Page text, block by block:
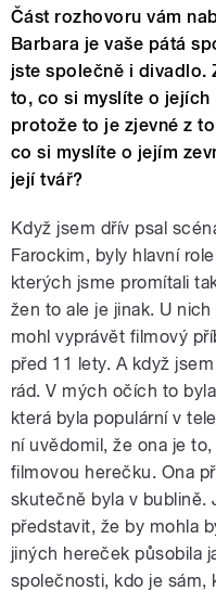
německým
připravil a uvádí
(Barbara,
německým
a uvádí Pavel
Část rozhovoru vám
Barbara je vaše pátá
jste společně i divadlo.
to, co si myslíte o
protože to je zjevné z
co si myslíte o jejím
její tvář?
Když jsem dřív psal
Farockim, byly hlavní
kterých jsme promítali
žen to ale je jinak. U
mohl vyprávět filmový
před 11 lety. A když
rád. V mých očích to
která byla populární v
ní uvědomil, že ona je
filmovou herečku. Ona
skutečně byla v bublině.
představit, že by mohla
jiných hereček působila
společnosti, kdo je sám,